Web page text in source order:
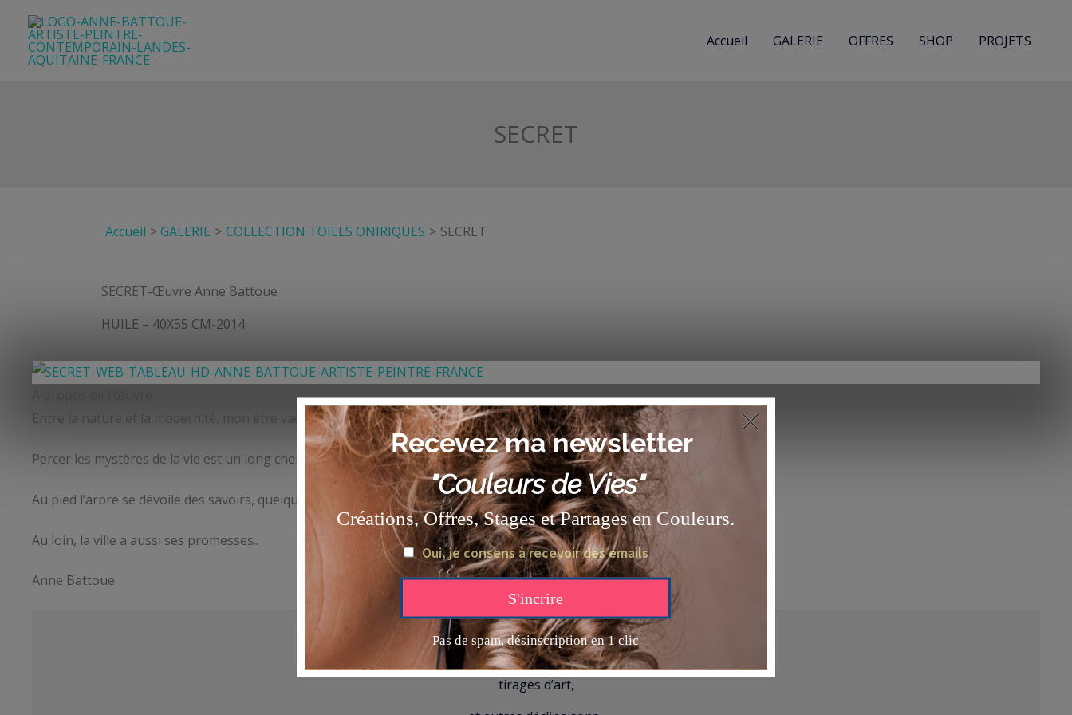
contenu
Accueil GALERIE OFFRES SHOP PROJETS
SECRET
Accueil GALERIE COLLECTION TOILES ONIRIQUES SECRET
SECRET-Œuvre Anne Battoue
HUILE – 40X55 CM-2014
Entre la nature et la modernité, mon être vacille. De quel coté aller?
Percer les mystères de la vie est un long chemin..
Au pied l’arbre se dévoile des savoirs, quelques uns mais pas tous…
Au loin, la ville a aussi ses promesses..
Anne Battoue
ŒUVRES ORIGINALES,
impressions sur toiles,
tirages d’art,